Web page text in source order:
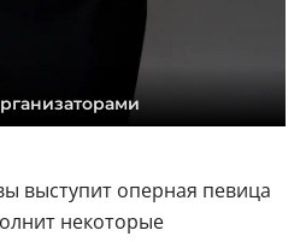
выступит оперная певица
некоторые